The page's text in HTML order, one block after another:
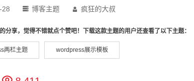
28  博客主题  疯狂的大叔
分享，觉得不错就点个赞吧！下载这款主题的用户还查看了以下主题：
两栏主题 wordpress展示模板